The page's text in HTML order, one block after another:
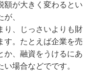
額が大きく変わるとい
、
り、じっさいよりも財
す。たとえば企業を売
か、融資をうけるにあ
場合などでです。